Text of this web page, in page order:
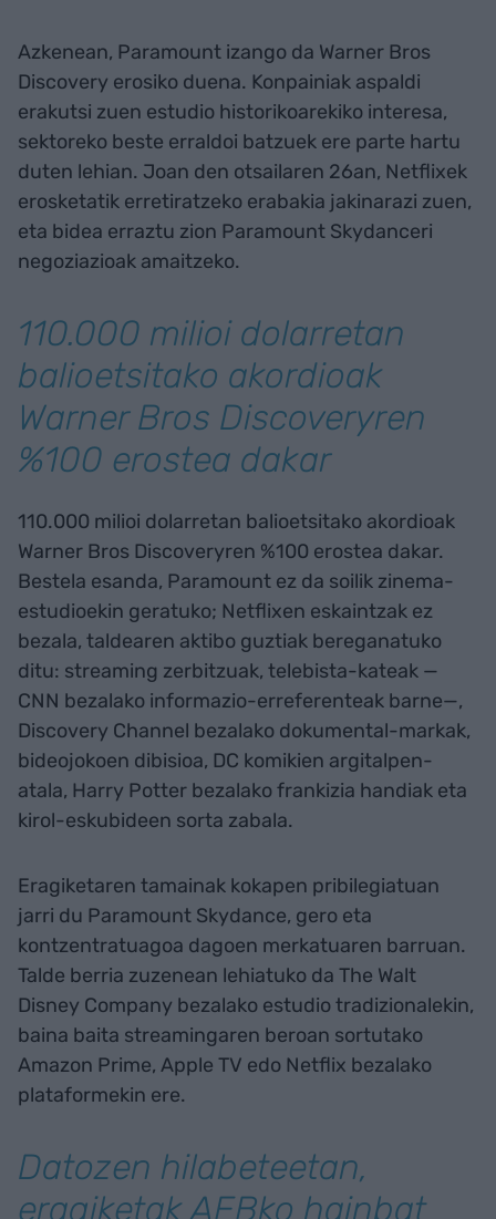
Azkenean, Paramount izango da Warner Bros
Discovery erosiko duena. Konpainiak aspaldi
erakutsi zuen estudio historikoarekiko interesa,
sektoreko beste erraldoi batzuek ere parte hartu
duten lehian. Joan den otsailaren 26an, Netflixek
erosketatik erretiratzeko erabakia jakinarazi zuen,
eta bidea erraztu zion Paramount Skydanceri
negoziazioak amaitzeko.
110.000 milioi dolarretan
balioetsitako akordioak
Warner Bros Discoveryren
%100 erostea dakar
110.000 milioi dolarretan balioetsitako akordioak
Warner Bros Discoveryren %100 erostea dakar.
Bestela esanda, Paramount ez da soilik zinema-
estudioekin geratuko; Netflixen eskaintzak ez
bezala, taldearen aktibo guztiak bereganatuko
ditu: streaming zerbitzuak, telebista-kateak —
CNN bezalako informazio-erreferenteak barne—,
Discovery Channel bezalako dokumental-markak,
bideojokoen dibisioa, DC komikien argitalpen-
atala, Harry Potter bezalako frankizia handiak eta
kirol-eskubideen sorta zabala.
Eragiketaren tamainak kokapen pribilegiatuan
jarri du Paramount Skydance, gero eta
kontzentratuagoa dagoen merkatuaren barruan.
Talde berria zuzenean lehiatuko da The Walt
Disney Company bezalako estudio tradizionalekin,
baina baita streamingaren beroan sortutako
Amazon Prime, Apple TV edo Netflix bezalako
plataformekin ere.
Datozen hilabeteetan,
eragiketak AEBko hainbat